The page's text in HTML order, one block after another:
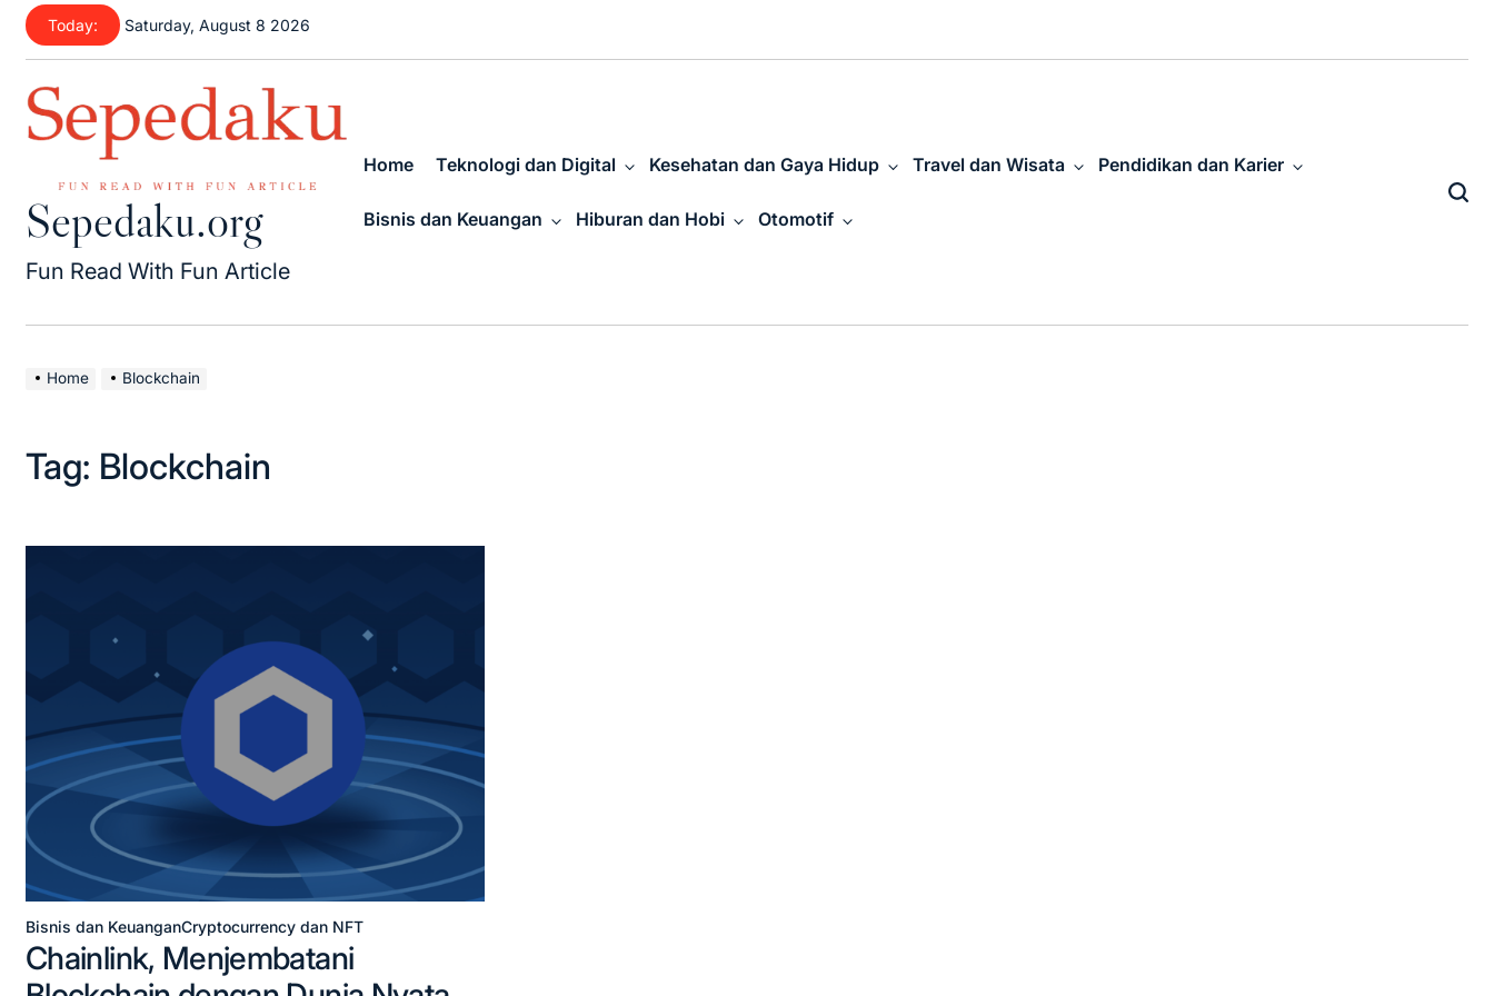
Skip
content
Today: Saturday, August 8 2026
Sepedaku.org
Fun Read With Fun Article
Home Teknologi dan Digital Kesehatan dan Gaya Hidup Travel dan Wisata Pendidikan dan Karier
Bisnis dan Keuangan Hiburan dan Hobi Otomotif
Home Blockchain
Tag: Blockchain
Posted
in
Bisnis dan KeuanganCryptocurrency dan NFT
Chainlink, Menjembatani